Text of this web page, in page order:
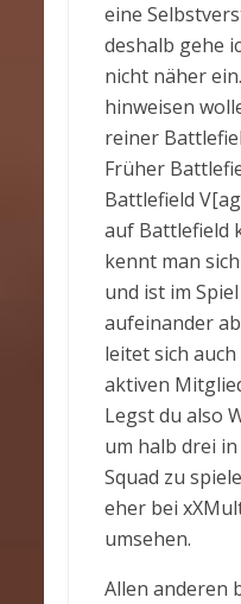
eine
deshalb gehe
nicht näher
hinweisen
reiner
Früher
Battlefield
auf Battlefield
kennt man
und ist im
aufeinander
leitet sich
aktiven
Legst du also
um halb drei
Squad zu
eher bei
umsehen.
Allen anderen